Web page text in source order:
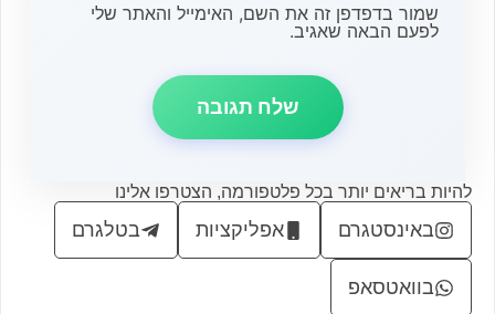
שמור בדפדפן זה את השם, האימייל והאתר שלי
לפעם הבאה שאגיב.
להיות בריאים יותר בכל פלטפורמה, הצטרפו אלינו
באינסטגרם אפליקציות בטלגרם
בוואטסאפ